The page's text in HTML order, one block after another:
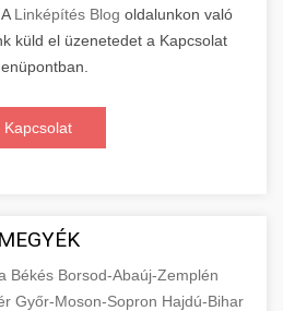
Linképítés Blog oldalunkon való
küld el üzenetedet a Kapcsolat
Kapcsolat
MEGYÉK
Békés Borsod-Abaúj-Zemplén
Győr-Moson-Sopron Hajdú-Bihar